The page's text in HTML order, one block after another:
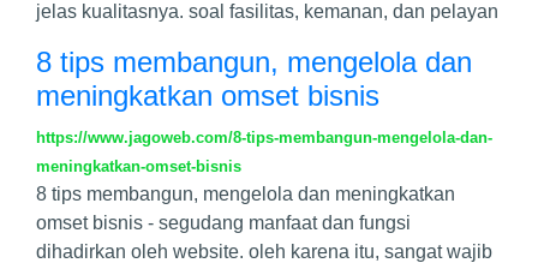
jelas kualitasnya. soal fasilitas, kemanan, dan pelayan
8 tips membangun, mengelola dan
meningkatkan omset bisnis
https://www.jagoweb.com/8-tips-membangun-mengelola-dan-
meningkatkan-omset-bisnis
8 tips membangun, mengelola dan meningkatkan
omset bisnis - segudang manfaat dan fungsi
dihadirkan oleh website. oleh karena itu, sangat wajib